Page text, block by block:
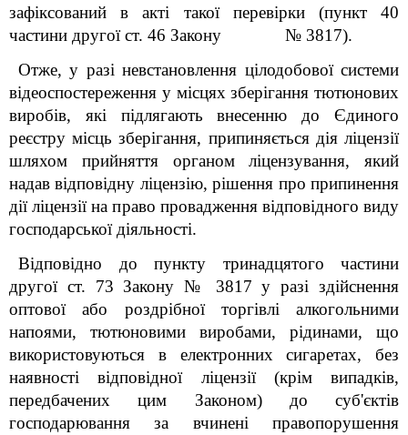
зафіксований в акті такої перевірки (пункт 40
частини другої ст. 46 Закону № 3817).
Отже, у разі невстановлення цілодобової системи
відеоспостереження у місцях зберігання тютюнових
виробів, які підлягають внесенню до Єдиного
реєстру місць зберігання, припиняється дія ліцензії
шляхом прийняття органом ліцензування, який
надав відповідну ліцензію, рішення про припинення
дії ліцензії на право провадження відповідного виду
господарської діяльності.
Відповідно до пункту тринадцятого частини
другої ст. 73 Закону № 3817 у разі здійснення
оптової або роздрібної торгівлі алкогольними
напоями, тютюновими виробами, рідинами, що
використовуються в електронних сигаретах, без
наявності відповідної ліцензії (крім випадків,
передбачених цим Законом) до суб'єктів
господарювання за вчинені правопорушення